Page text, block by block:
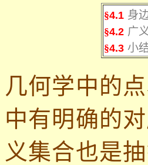
§4.1 身
§4.2 广
§4.3 小
几何学中的
中有明确的
义集合也是